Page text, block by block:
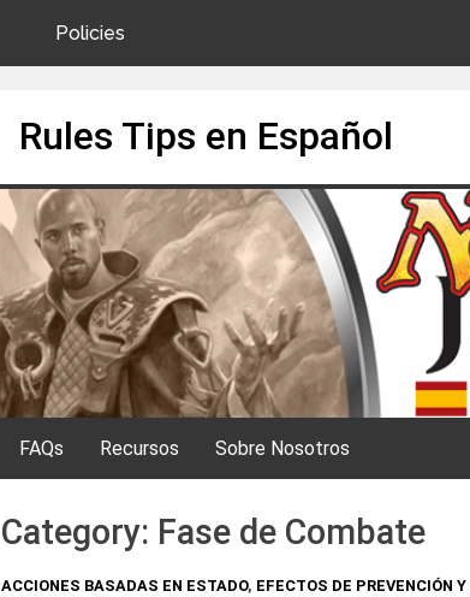
Policies
Rules Tips en Español
FAQs Recursos Sobre Nosotros
Category: Fase de Combate
ACCIONES BASADAS EN ESTADO, EFECTOS DE PREVENCIÓN